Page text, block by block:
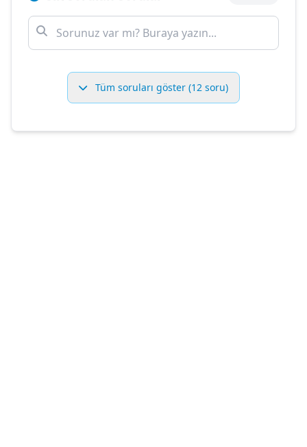
Tüm soruları göster (12 soru)